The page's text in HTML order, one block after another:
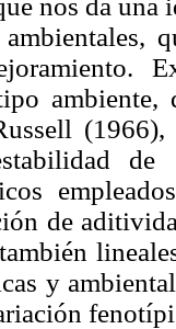
ambiente,
de
y